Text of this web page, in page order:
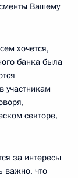
Вашему
хочется,
банка была
участникам
секторе,
за интересы
важно, что